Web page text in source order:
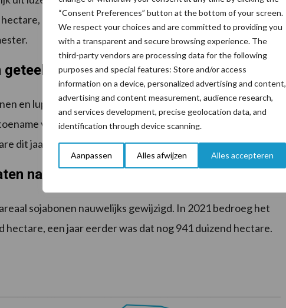
“Consent Preferences” button at the bottom of your screen.
We respect your choices and are committed to providing you
with a transparent and secure browsing experience. The
third-party vendors are processing data for the following
purposes and special features: Store and/or access
information on a device, personalized advertising and content,
advertising and content measurement, audience research,
and services development, precise geolocation data, and
identification through device scanning.
Aanpassen Alles afwijzen Alles accepteren
8 procent minder dan een jaar eerder. Luzerne wordt
en lupine. De oppervlakte veldbonen groeide in 2022 met
van 36 procent. Het areaal niet-bittere lupine groeide
dit jaar (+42 procent).
nagenoeg onveranderd
sojabonen nauwelijks gewijzigd. In 2021 bedroeg het
hectare, een jaar eerder was dat nog 941 duizend hectare.